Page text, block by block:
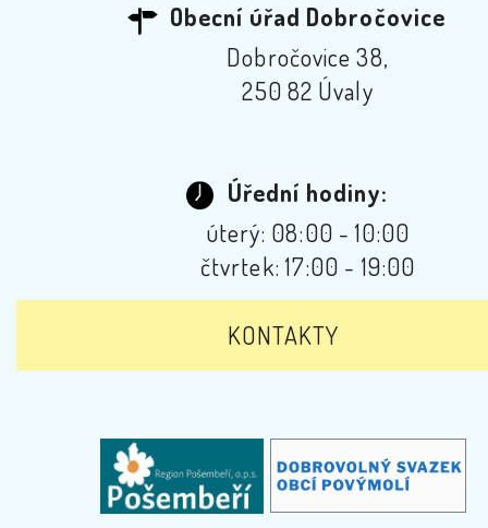
Obecní úřad Dobročovice
Dobročovice 38,
250 82 Úvaly
Úřední hodiny:
úterý: 08:00 - 10:00
čtvrtek: 17:00 - 19:00
KONTAKTY